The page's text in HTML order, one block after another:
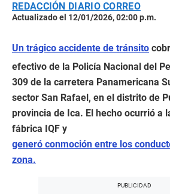
REDACCIÓN DIARIO CORREO
Actualizado el 12/01/2026, 02:00 p.m.
Un trágico accidente de tránsito
efectivo de la Policía Nacional del
309 de la carretera Panamericana
sector San Rafael, en el distrito de
provincia de Ica. El hecho ocurrió a
fábrica IQF y
generó conmoción entre los
zona.